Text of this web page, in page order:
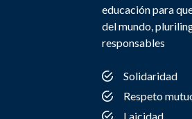
educación para
del mundo,
responsables
Solidaridad
Respeto
Laicidad